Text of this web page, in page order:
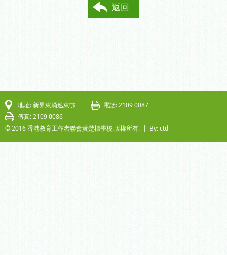
返回
地址: 新界東涌逸東邨
電話: 2109 0087
傳真: 2109 0086
© 2016 香港教育工作者聯會黃楚標學校.版權所有. | By: ctd